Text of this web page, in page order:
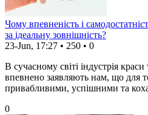
Чому впевненість і
за ідеальну зовнішність?
23-Jun, 17:27 • 250 • 0
В сучасному світі індустрія краси
впевнено заявляють нам, що для
привабливими, успішними та
0